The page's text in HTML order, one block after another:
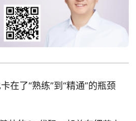
在了“熟练”到“精通”的瓶颈